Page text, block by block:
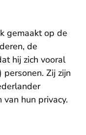
gemaakt op de
de
hij zich vooral
Zij zijn
hun privacy.